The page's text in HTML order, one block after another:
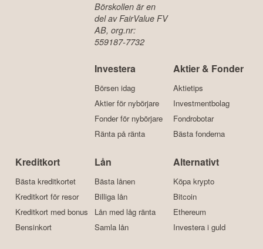
Börskollen är en
del av FairValue FV
AB, org.nr:
559187-7732
Investera
Börsen idag
Aktier för nybörjare
Fonder för nybörjare
Ränta på ränta
Aktier & Fonder
Aktietips
Investmentbolag
Fondrobotar
Bästa fonderna
Kreditkort
Bästa kreditkortet
Kreditkort för resor
Kreditkort med bonus
Bensinkort
Lån
Bästa lånen
Billiga lån
Lån med låg ränta
Samla lån
Alternativt
Köpa krypto
Bitcoin
Ethereum
Investera i guld